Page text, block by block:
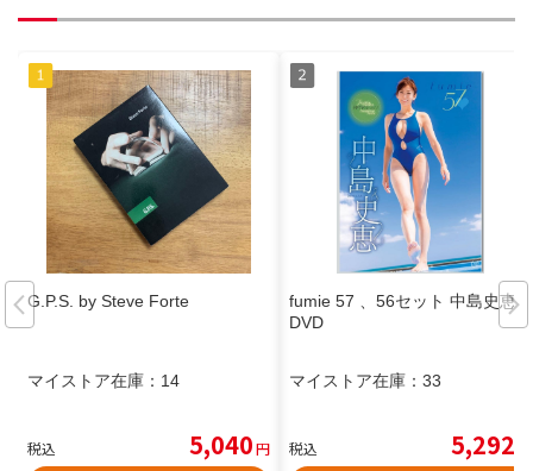
G.P.S. by Steve Forte
マイストア在庫： 14
税込 5,040円
fumie 57 、56セット 中島史恵
DVD
マイストア在庫： 33
税込 5,292